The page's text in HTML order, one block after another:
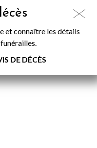
et connaître les détails
DE DÉCÈS